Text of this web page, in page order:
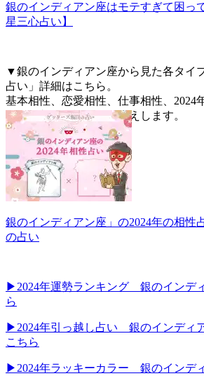
銀のインディアン座はモテすぎて困っ
星三心占い】
▼銀のインディアン座から見た各タイ
占い」詳細はこちら。
基本相性、恋愛相性、仕事相性、2024
人との相性を詳しくお伝えします。
銀のインディアン座」の2024年の相性
の占い
▶2024年運勢ランキング 銀のインデ
ら
▶2024年引っ越し占い 銀のインディ
こちら
▶2024年ラッキーカラー 銀のインデ